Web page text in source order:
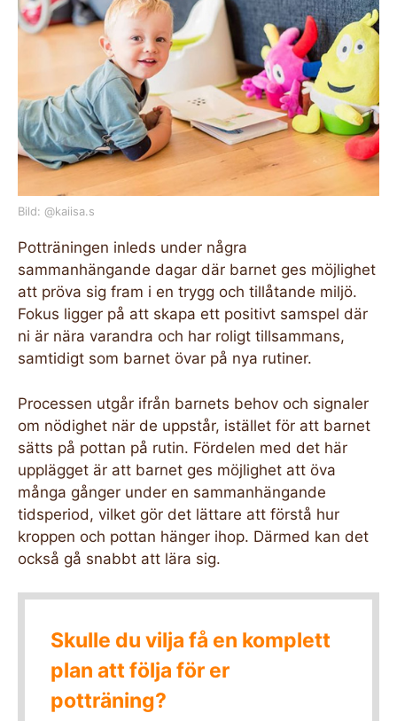
Bild: @kaiisa.s
Potträningen inleds under några
sammanhängande dagar där barnet ges möjlighet
att pröva sig fram i en trygg och tillåtande miljö.
Fokus ligger på att skapa ett positivt samspel där
ni är nära varandra och har roligt tillsammans,
samtidigt som barnet övar på nya rutiner.
Processen utgår ifrån barnets behov och signaler
om nödighet när de uppstår, istället för att barnet
sätts på pottan på rutin. Fördelen med det här
upplägget är att barnet ges möjlighet att öva
många gånger under en sammanhängande
tidsperiod, vilket gör det lättare att förstå hur
kroppen och pottan hänger ihop. Därmed kan det
också gå snabbt att lära sig.
Skulle du vilja få en komplett
plan att följa för er
potträning?